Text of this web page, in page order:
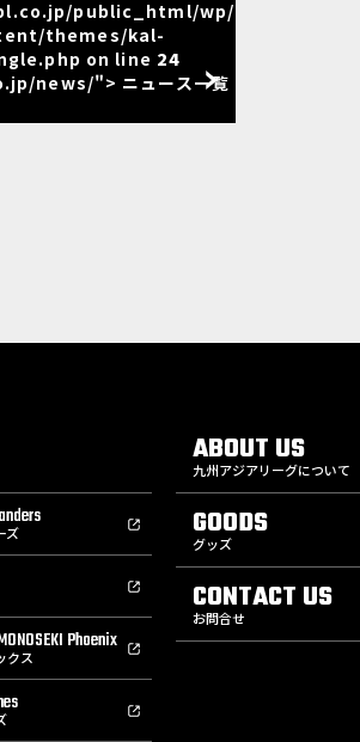
public_html/wp/
themes/kal-
on line 24
news/"> ニュース一覧
ズ
Phoenix
クス
ABOUT US
九州アジアリーグについて
GOODS
グッズ
CONTACT US
お問合せ